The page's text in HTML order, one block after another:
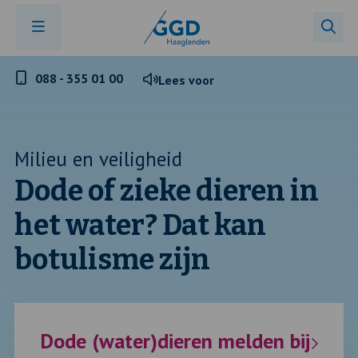
Telefoonnummer
088 - 355 01 00 Lees voor
Milieu en veiligheid
Dode of zieke dieren in
het water? Dat kan
botulisme zijn
Dode (water)dieren melden bij